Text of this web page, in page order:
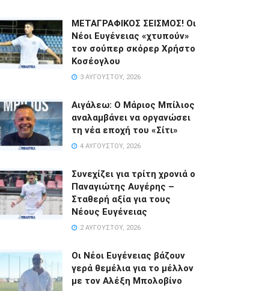
ΜΕΤΑΓΡΑΦΙΚΟΣ ΣΕΙΣΜΟΣ! Οι
Νέοι Ευγένειας «χτυπούν»
τον σούπερ σκόρερ Χρήστο
Κοσέογλου
3 ΑΥΓΟΎΣΤΟΥ, 2026
Αιγάλεω: Ο Μάριος Μπίλιος
αναλαμβάνει να οργανώσει
τη νέα εποχή του «Σίτι»
4 ΑΥΓΟΎΣΤΟΥ, 2026
Συνεχίζει για τρίτη χρονιά ο
Παναγιώτης Αυγέρης –
Σταθερή αξία για τους
Νέους Ευγένειας
2 ΑΥΓΟΎΣΤΟΥ, 2026
Οι Νέοι Ευγένειας βάζουν
γερά θεμέλια για το μέλλον
με τον Αλέξη Μπολοβίνο